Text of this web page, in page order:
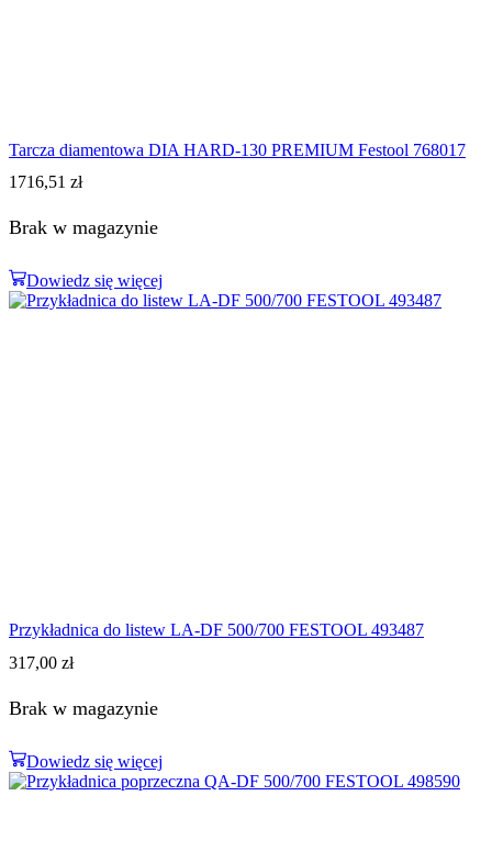
Tarcza diamentowa DIA HARD-130 PREMIUM Festool 768017
1716,51 zł
Brak w magazynie
Dowiedz się więcej
Przykładnica do listew LA-DF 500/700 FESTOOL 493487
317,00 zł
Brak w magazynie
Dowiedz się więcej